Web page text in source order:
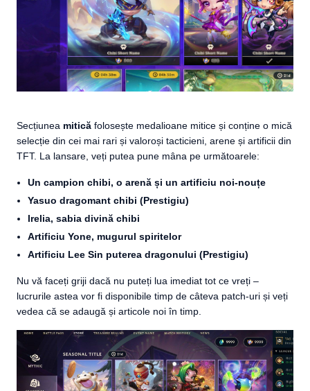
Secțiunea mitică folosește medalioane mitice și conține o mică
selecție din cei mai rari și valoroși tacticieni, arene și artificii din
TFT. La lansare, veți putea pune mâna pe următoarele:
Un campion chibi, o arenă și un artificiu noi-nouțe
Yasuo dragomant chibi (Prestigiu)
Irelia, sabia divină chibi
Artificiu Yone, mugurul spiritelor
Artificiu Lee Sin puterea dragonului (Prestigiu)
Nu vă faceți griji dacă nu puteți lua imediat tot ce vreți –
lucrurile astea vor fi disponibile timp de câteva patch-uri și veți
vedea că se adaugă și articole noi în timp.